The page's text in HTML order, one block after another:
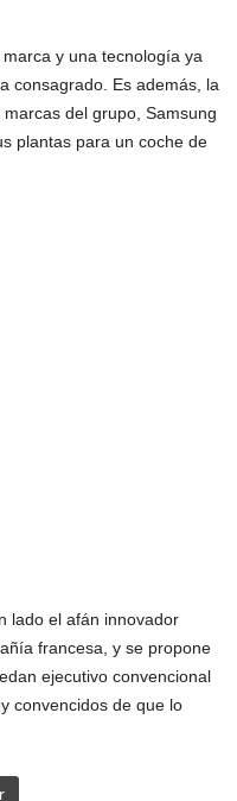
y una tecnología ya
consagrado. Es además, la
del grupo, Samsung
plantas para un coche de
lado el afán innovador
francesa, y se propone
ejecutivo convencional
convencidos de que lo